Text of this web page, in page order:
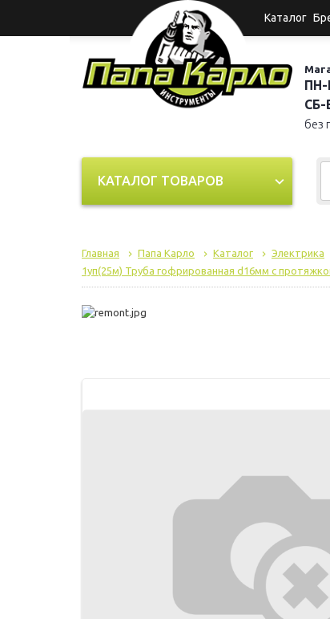
Каталог
ПН-
СБ-
без
КАТАЛОГ ТОВАРОВ
Главная Папа Карло Каталог Электрика
1уп(25м) Труба гофрированная d16мм с